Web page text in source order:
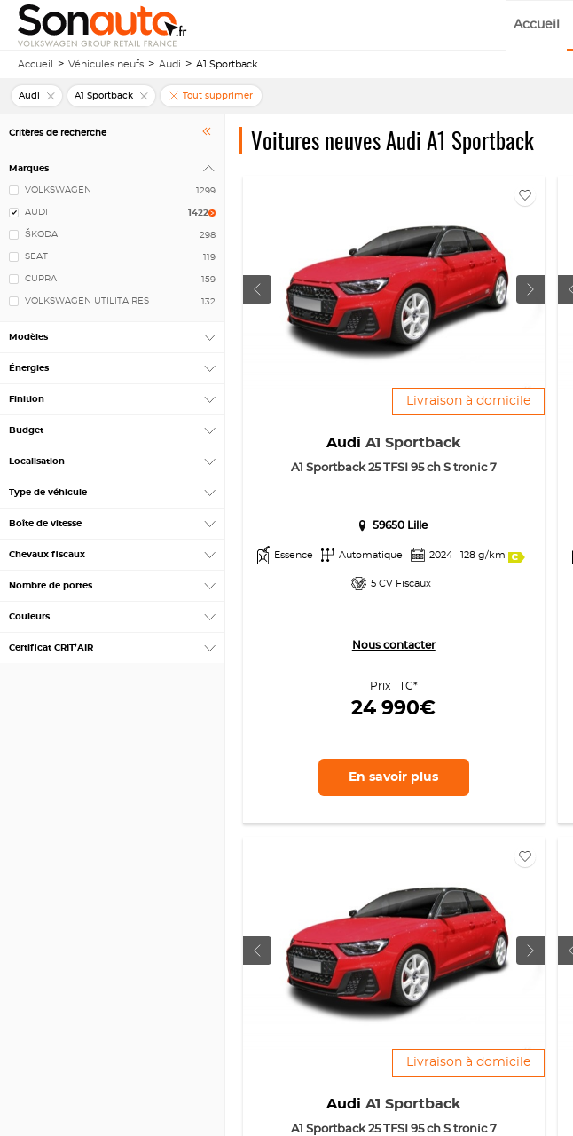
Accueil
Accueil Véhicules neufs Audi A1 Sportback
Audi A1 Sportback Tout supprimer
Critères de recherche
Marques
VOLKSWAGEN 1299
AUDI 1422
ŠKODA 298
SEAT 119
CUPRA 159
VOLKSWAGEN UTILITAIRES 132
Modèles
Énergies
Finition
Budget
Localisation
Type de véhicule
Boîte de vitesse
Chevaux fiscaux
Nombre de portes
Couleurs
Certificat CRIT’AIR
Voitures neuves Audi A1 Sportback
Livraison à domicile
Audi A1 Sportback
A1 Sportback 25 TFSI 95 ch S tronic 7
59650 Lille
Essence Automatique 2024 128 g/km
5 CV Fiscaux
Nous contacter
Prix TTC*
24 990€
En savoir plus
Livraison à domicile
Audi A1 Sportback
A1 Sportback 25 TFSI 95 ch S tronic 7